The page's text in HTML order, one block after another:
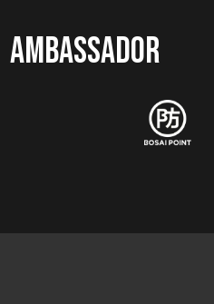
AMBASSADOR